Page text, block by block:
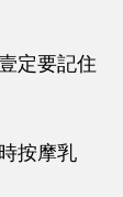
定要記住
按摩乳